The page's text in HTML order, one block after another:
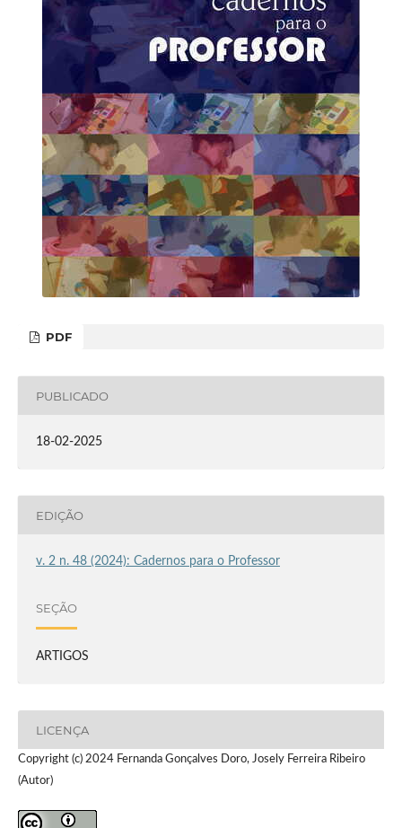
PDF
PUBLICADO
18-02-2025
EDIÇÃO
v. 2 n. 48 (2024): Cadernos para o Professor
SEÇÃO
ARTIGOS
LICENÇA
Copyright (c) 2024 Fernanda Gonçalves Doro, Josely Ferreira Ribeiro
(Autor)